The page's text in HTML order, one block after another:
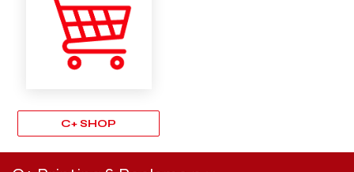
C+ SHOP